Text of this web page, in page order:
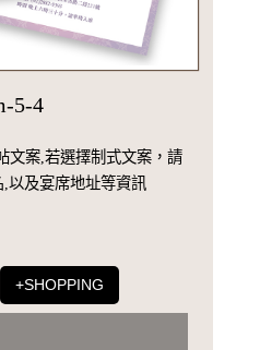
5-4
文案,若選擇制式文案，請
以及宴席地址等資訊
+SHOPPING